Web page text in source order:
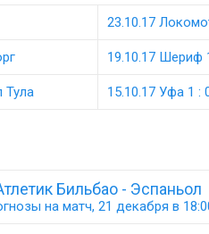
23.10.17
19.10.17 Шериф
Тула 15.10.17 Уфа 1 :
Бильбао - Эспаньол
на матч, 21 декабря в